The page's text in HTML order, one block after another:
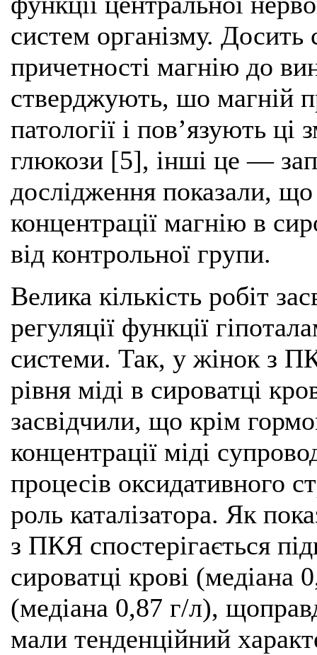
систем організму. Досить
причетності магнію до
стверджують, шо магній
патології і пов’язують
глюкози [5], інші це —
дослідження показали,
концентрації магнію в
від контрольної групи.
Велика кількість робіт
регуляції функції
системи. Так, у жінок з
рівня міді в сироватці
засвідчили, що крім
концентрації міді
процесів оксидативного
роль каталізатора. Як
з ПКЯ спостерігається
сироватці крові (медіана
(медіана 0,87 г/л),
мали тенденційний